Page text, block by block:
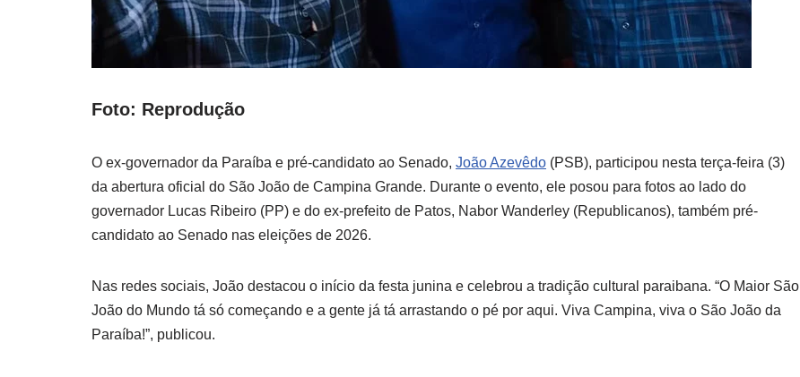
Foto: Reprodução
O ex-governador da Paraíba e pré-candidato ao Senado, João Azevêdo (PSB), participou nesta terça-feira (3)
da abertura oficial do São João de Campina Grande. Durante o evento, ele posou para fotos ao lado do
governador Lucas Ribeiro (PP) e do ex-prefeito de Patos, Nabor Wanderley (Republicanos), também pré-
candidato ao Senado nas eleições de 2026.
Nas redes sociais, João destacou o início da festa junina e celebrou a tradição cultural paraibana. “O Maior São
João do Mundo tá só começando e a gente já tá arrastando o pé por aqui. Viva Campina, viva o São João da
Paraíba!”, publicou.